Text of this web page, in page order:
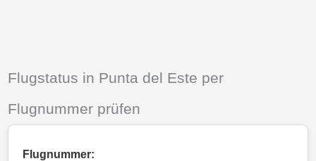
Flugstatus in Punta del Este per
Flugnummer prüfen
Flugnummer: